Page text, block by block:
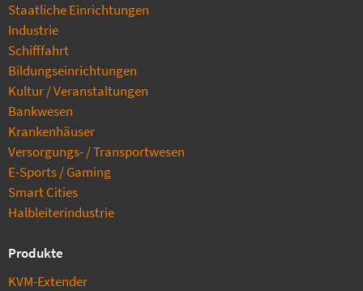
Staatliche Einrichtungen
Industrie
Schifffahrt
Bildungseinrichtungen
Kultur / Veranstaltungen
Bankwesen
Krankenhäuser
Versorgungs- / Transportwesen
E-Sports / Gaming
Smart Cities
Halbleiterindustrie
Produkte
KVM-Extender